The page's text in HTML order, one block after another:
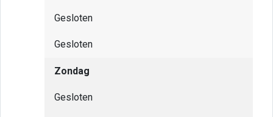
Gesloten
Gesloten
Zondag
Gesloten